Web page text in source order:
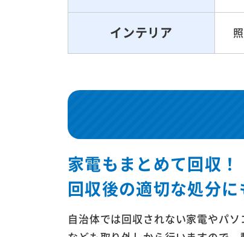
インテリア
家電もまとめて回収！
回収後の適切な処分に
自治体では回収されない家電やパ